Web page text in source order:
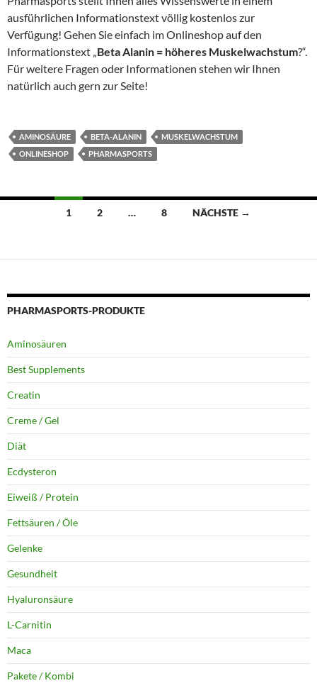
ausführlichen Informationstext völlig kostenlos zur
Verfügung! Gehen Sie einfach im Onlineshop auf den
Informationstext „Beta Alanin = höheres Muskelwachstum?“.
Für weitere Fragen oder Informationen stehen wir Ihnen
natürlich auch gern zur Seite!
AMINOSÄURE BETA-ALANIN
MUSKELWACHSTUM
ONLINESHOP
PHARMASPORTS
Beitragsnavigation
1 2 … 8 NÄCHSTE →
PHARMASPORTS-PRODUKTE
Aminosäuren
Best Supplements
Creatin
Creme / Gel
Diät
Ecdysteron
Eiweiß / Protein
Fettsäuren / Öle
Gelenke
Gesundheit
Hyaluronsäure
L-Carnitin
Maca
Pakete / Kombi